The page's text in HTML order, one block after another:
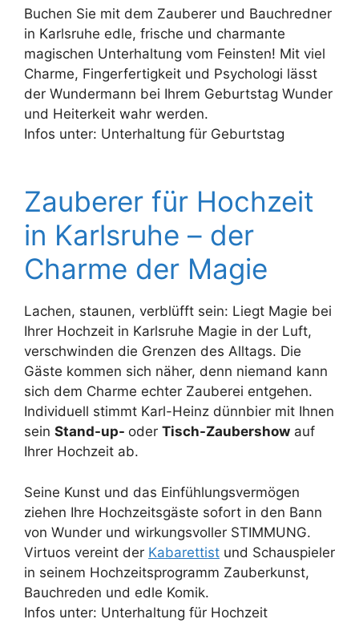
Buchen Sie mit dem Zauberer und Bauchredner
in Karlsruhe edle, frische und charmante
magischen Unterhaltung vom Feinsten! Mit viel
Charme, Fingerfertigkeit und Psychologi lässt
der Wundermann bei Ihrem Geburtstag Wunder
und Heiterkeit wahr werden.
Infos unter: Unterhaltung für Geburtstag
Zauberer für Hochzeit
in Karlsruhe – der
Charme der Magie
Lachen, staunen, verblüfft sein: Liegt Magie bei
Ihrer Hochzeit in Karlsruhe Magie in der Luft,
verschwinden die Grenzen des Alltags. Die
Gäste kommen sich näher, denn niemand kann
sich dem Charme echter Zauberei entgehen.
Individuell stimmt Karl-Heinz dünnbier mit Ihnen
sein Stand-up- oder Tisch-Zaubershow auf
Ihrer Hochzeit ab.
Seine Kunst und das Einfühlungsvermögen
ziehen Ihre Hochzeitsgäste sofort in den Bann
von Wunder und wirkungsvoller STIMMUNG.
Virtuos vereint der Kabarettist und Schauspieler
in seinem Hochzeitsprogramm Zauberkunst,
Bauchreden und edle Komik.
Infos unter: Unterhaltung für Hochzeit